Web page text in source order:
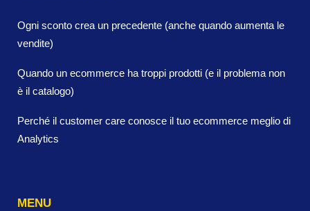
Ogni sconto crea un precedente (anche quando aumenta le
vendite)
Quando un ecommerce ha troppi prodotti (e il problema non
è il catalogo)
Perché il customer care conosce il tuo ecommerce meglio di
Analytics
MENU